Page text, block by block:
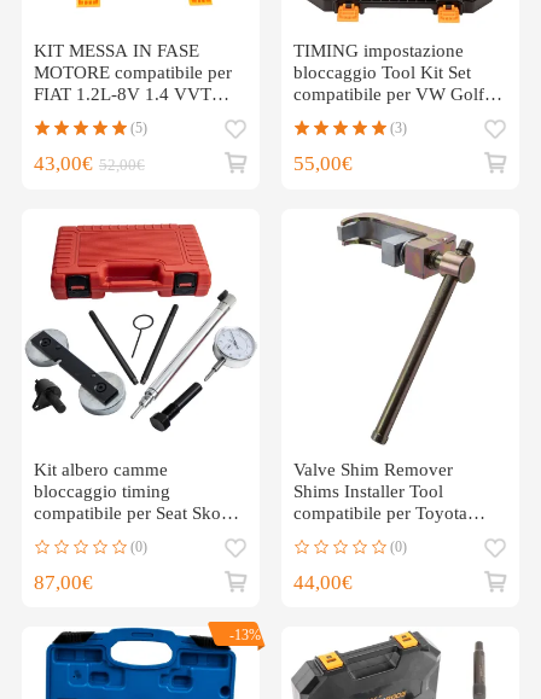
KIT MESSA IN FASE
MOTORE compatibile per
FIAT 1.2L-8V 1.4 VVT
16V compatibile per FORD
1.2 PETROL 303-1480
(5)
43,00€ 52,00€
TIMING impostazione
bloccaggio Tool Kit Set
compatibile per VW Golf V
1.4 TSI 1.6 FSI
(3)
55,00€
Kit albero camme
bloccaggio timing
compatibile per Seat Skoda
Audi VW 1.2 1.4 1.6 TSI
TSI
(0)
87,00€
Valve Shim Remover
Shims Installer Tool
compatibile per Toyota
Engines Hilux compatibile
per Land Cruiser
(0)
44,00€
-13%